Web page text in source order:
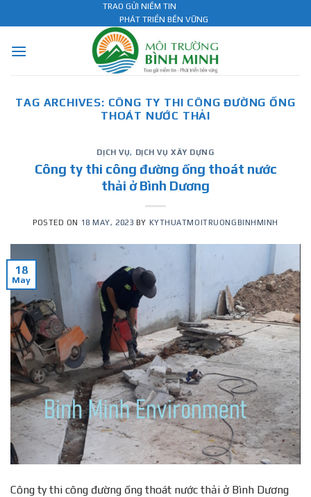
to
TRAO GỬI NIỀM TIN
PHÁT TRIỂN BỀN VỮNG
TAG ARCHIVES: CÔNG TY THI CÔNG ĐƯỜNG ỐNG
THOÁT NƯỚC THẢI
DỊCH VỤ, DỊCH VỤ XÂY DỰNG
Công ty thi công đường ống thoát nước
thải ở Bình Dương
POSTED ON 18 MAY, 2023 BY KYTHUATMOITRUONGBINHMINH
18
May
Công ty thi công đường ống thoát nước thải ở Bình Dương